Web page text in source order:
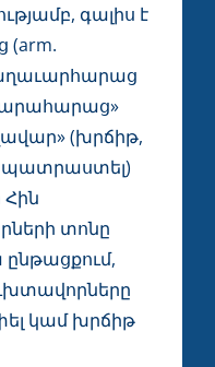
գալիս է
(arm.
(խրճիթ,
պատրաստել)
տոնը
ընթացքում,
կամ խրճիթ